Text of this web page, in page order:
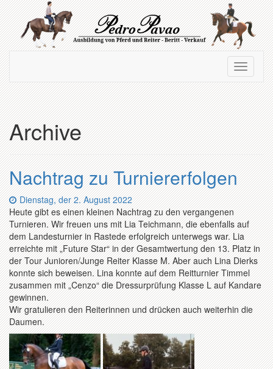
Zum
Hauptinhalt
springen
ein-/
Archive
Nachtrag zu Turniererfolgen
Datum:
Dienstag, der 2. August 2022
Heute gibt es einen kleinen Nachtrag zu den vergangenen
Turnieren. Wir freuen uns mit Lia Teichmann, die ebenfalls auf
dem Landesturnier in Rastede erfolgreich unterwegs war. Lia
erreichte mit „Future Star“ in der Gesamtwertung den 13. Platz in
der Tour Junioren/Junge Reiter Klasse M. Aber auch Lina Dierks
konnte sich beweisen. Lina konnte auf dem Reitturnier Timmel
zusammen mit „Cenzo“ die Dressurprüfung Klasse L auf Kandare
gewinnen.
Wir gratulieren den Reiterinnen und drücken auch weiterhin die
Daumen.